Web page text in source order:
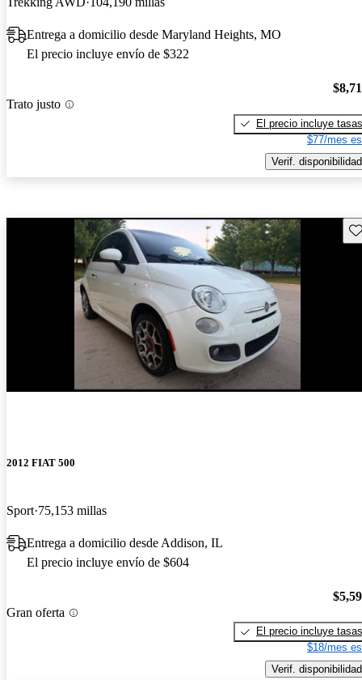
Entrega a domicilio desde Maryland Heights, MO
El precio incluye envío de $322
Trato justo
El precio incluye tasas
$77/mes
Verif. disponibilidad
2012 FIAT 500
Sport 75,153 millas
Entrega a domicilio desde Addison, IL
El precio incluye envío de $604
Gran oferta
El precio incluye tasas
$18/mes
Verif. disponibilidad